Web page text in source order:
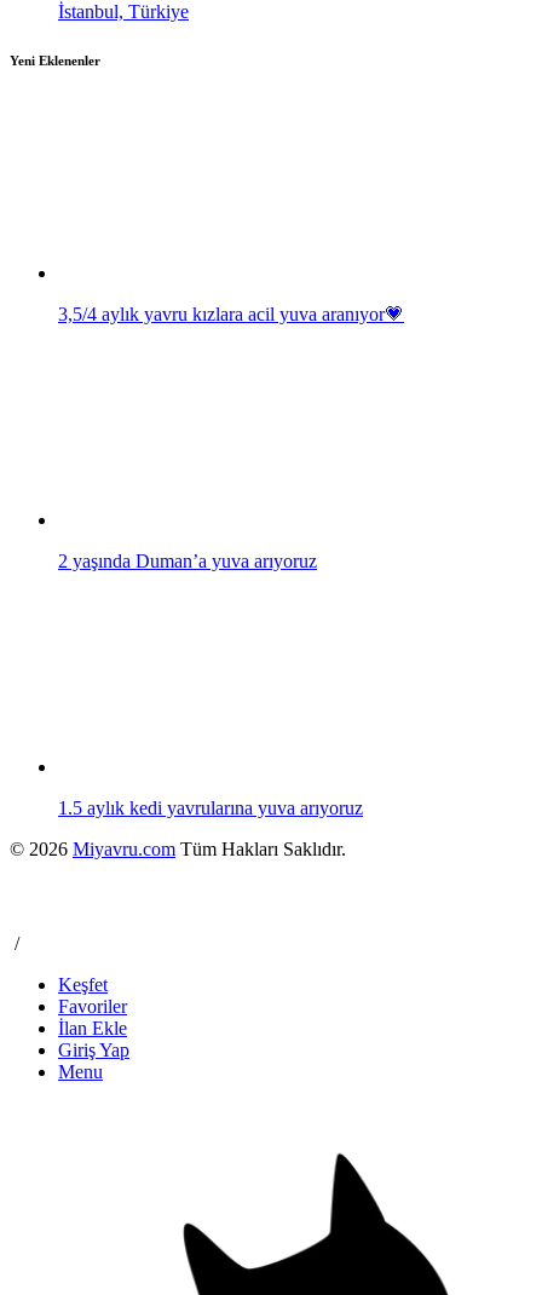
İstanbul, Türkiye
Yeni Eklenenler
3,5/4 aylık yavru kızlara acil yuva aranıyor💗
2 yaşında Duman’a yuva arıyoruz
1.5 aylık kedi yavrularına yuva arıyoruz
© 2026 Miyavru.com Tüm Hakları Saklıdır.
/
Keşfet
Favoriler
İlan Ekle
Giriş Yap
Menu